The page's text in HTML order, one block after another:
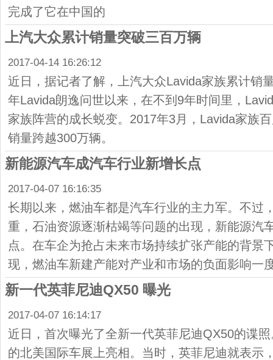
完成了它在中国的
上汽大众累计销量突破三百万辆
2017-04-14 16:26:12
近日，据记者了解，上汽大众Lavida家族累计销
年Lavida朗逸问世以来，在不到9年时间里，
家族阵营的成长蜕变。2017年3月，Lavida家族
销量跨越300万辆。
新能源汽车成汽车行业新增长点
2017-04-07 16:16:35
长期以来，燃油车都是汽车行业的主力军。不过
重，石油资源逐渐枯竭等问题的出现，新能源汽
点。在车企为抢占未来市场持续扩张产能的背景
现，燃油车新建产能对产业和市场的负面影响一
新一代英菲尼迪QX50 曝光
2017-04-07 16:14:17
近日，首次曝光了全新一代英菲尼迪QX50的谍
的北美国际车展上亮相。当时，英菲尼迪就表示